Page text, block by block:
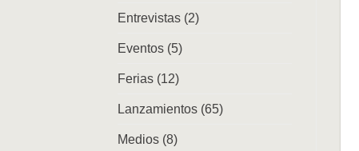
Entrevistas (2)
Eventos (5)
Ferias (12)
Lanzamientos (65)
Medios (8)